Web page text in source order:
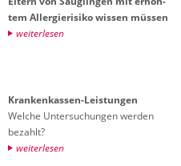
tem All­er­gie­ri­si­ko wis­sen müs­sen
wei­ter­le­sen
Kran­ken­kas­sen-Leis­tun­gen
Wel­che Un­ter­su­chun­gen wer­den
be­zahlt?
wei­ter­le­sen